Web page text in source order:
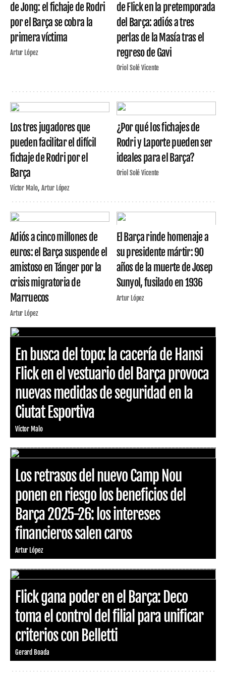
de Jong: el fichaje de Rodri
por el Barça se cobra la
primera víctima
Artur López
de Flick en la pretemporada
del Barça: adiós a tres
perlas de la Masía tras el
regreso de Gavi
Oriol Solé Vicente
Los tres jugadores que
pueden facilitar el difícil
fichaje de Rodri por el
Barça
Víctor Malo Artur López
¿Por qué los fichajes de
Rodri y Laporte pueden ser
ideales para el Barça?
Oriol Solé Vicente
Adiós a cinco millones de
euros: el Barça suspende el
amistoso en Tánger por la
crisis migratoria de
Marruecos
Artur López
El Barça rinde homenaje a
su presidente mártir: 90
años de la muerte de Josep
Sunyol, fusilado en 1936
Artur López
En busca del topo: la cacería de Hansi
Flick en el vestuario del Barça provoca
nuevas medidas de seguridad en la
Ciutat Esportiva
Víctor Malo
Los retrasos del nuevo Camp Nou
ponen en riesgo los beneficios del
Barça 2025-26: los intereses
financieros salen caros
Artur López
Flick gana poder en el Barça: Deco
toma el control del filial para unificar
criterios con Belletti
Gerard Boada